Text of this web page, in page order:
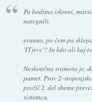
Pa bodimo iskreni,
nategnili.
erunno, po čem pa
'ITjevc'? In kdo ali kaj
Neskončna sramota je,
pamet. Prav 2-
prožil 2. del sheme
sistemcu.